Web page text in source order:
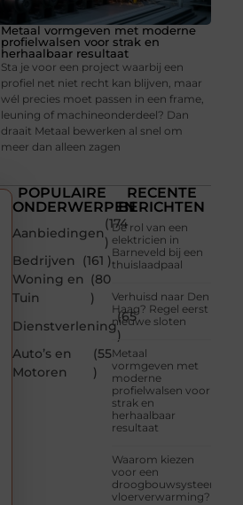
Metaal vormgeven met moderne
profielwalsen voor strak en
herhaalbaar resultaat
Sta je voor een project waarbij een
profiel net niet recht kan blijven, maar
wél precies moet passen in een frame,
leuning of machineonderdeel? Dan
draait Metaal bewerken al snel om
meer dan alleen zagen
POPULAIRE
ONDERWERPEN
Aanbiedingen
(174
)
Bedrijven
(161 )
Woning en
Tuin
(80
)
Dienstverlening
(65
)
Auto’s en
Motoren
(55
)
RECENTE
BERICHTEN
De rol van een
elektricien in
Barneveld bij een
thuislaadpaal
Verhuisd naar Den
Haag? Regel eerst
nieuwe sloten
Metaal
vormgeven met
moderne
profielwalsen voor
strak en
herhaalbaar
resultaat
Waarom kiezen
voor een
droogbouwsysteem
vloerverwarming?